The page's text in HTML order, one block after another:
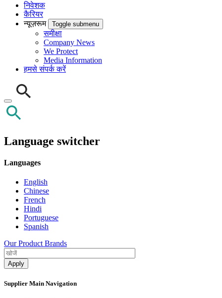
निवेशक
कैरियर
न्यूज़रूम
Toggle submenu
समीक्षा
Company News
We Protect
Media Information
हमसे संपर्क करें
Language switcher
Languages
English
Chinese
French
Hindi
Portuguese
Spanish
Our Product Brands
Supplier Main Navigation